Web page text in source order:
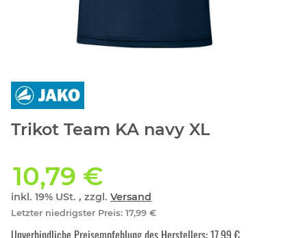
Trikot Team KA navy XL
10,79 €
inkl. 19% USt. , zzgl. Versand
Letzter niedrigster Preis: 17,99 €